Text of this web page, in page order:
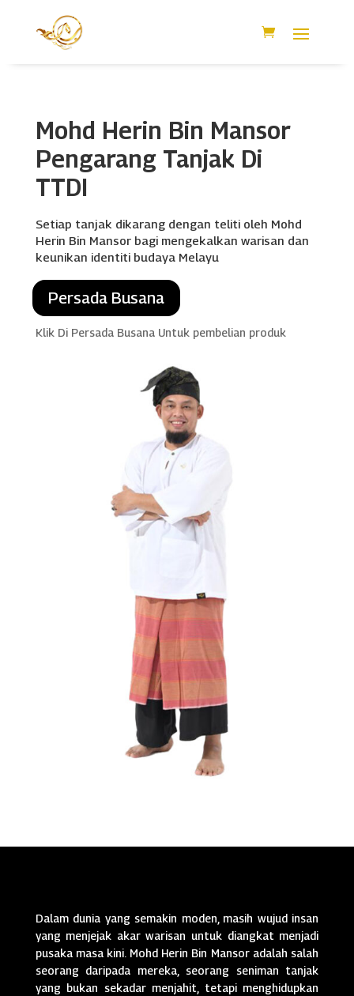
Mohd Herin Bin Mansor
Pengarang Tanjak Di
TTDI
Setiap tanjak dikarang dengan teliti oleh Mohd
Herin Bin Mansor bagi mengekalkan warisan dan
keunikan identiti budaya Melayu
Persada Busana
Klik Di Persada Busana Untuk pembelian produk
Dalam dunia yang semakin moden, masih wujud insan
yang menjejak akar warisan untuk diangkat menjadi
pusaka masa kini. Mohd Herin Bin Mansor adalah salah
seorang daripada mereka, seorang seniman tanjak
yang bukan sekadar menjahit, tetapi menghidupkan